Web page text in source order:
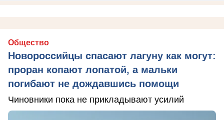
Общество
Новороссийцы спасают лагуну как могут:
проран копают лопатой, а мальки
погибают не дождавшись помощи
Чиновники пока не прикладывают усилий